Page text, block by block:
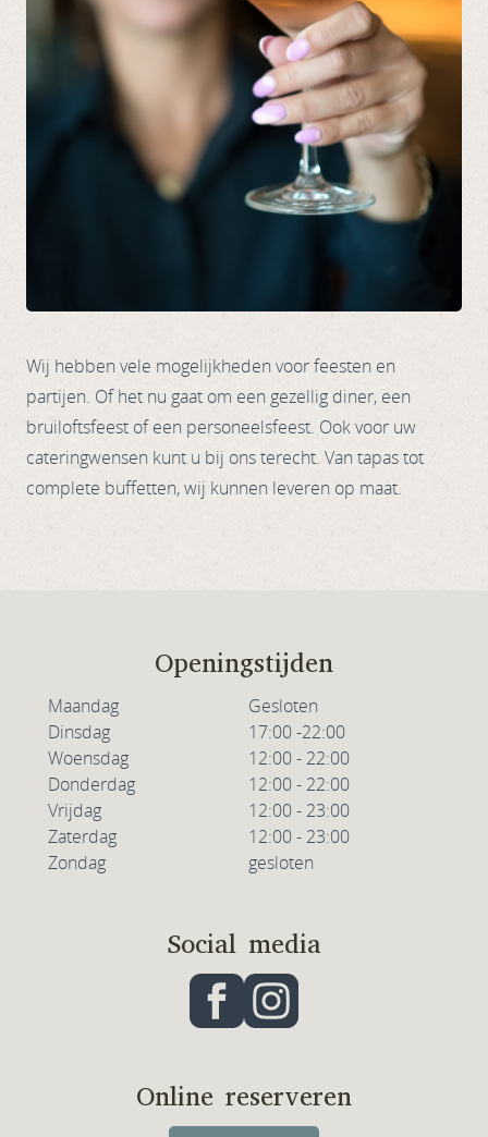
Wij hebben vele mogelijkheden voor feesten en
partijen. Of het nu gaat om een gezellig diner, een
bruiloftsfeest of een personeelsfeest. Ook voor uw
cateringwensen kunt u bij ons terecht. Van tapas tot
complete buffetten, wij kunnen leveren op maat.
Openingstijden
Maandag
Gesloten
Dinsdag
17:00 -22:00
Woensdag
12:00 - 22:00
Donderdag
12:00 - 22:00
Vrijdag
12:00 - 23:00
Zaterdag
12:00 - 23:00
Zondag
gesloten
Social media
Online reserveren